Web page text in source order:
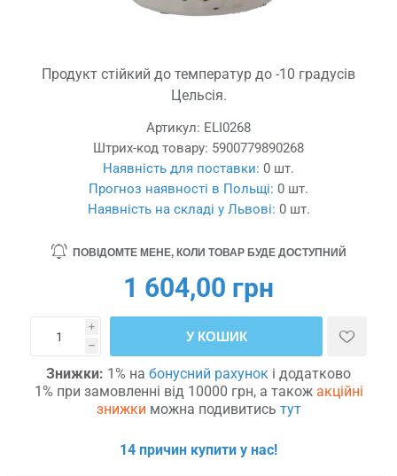
Продукт стійкий до температур до -10 градусів
Цельсія.
Артикул: ELI0268
Штрих-код товару: 5900779890268
Наявність для поставки: 0 шт.
Прогноз наявності в Польщі: 0 шт.
Наявність на складі у Львові: 0 шт.
ПОВІДОМТЕ МЕНЕ, КОЛИ ТОВАР БУДЕ ДОСТУПНИЙ
1 604,00 грн
i
h
У КОШИК
Знижки: 1% на бонусний рахунок і додатково
1% при замовленні від 10000 грн, а також акційні
знижки можна подивитись тут
14 причин купити у нас!